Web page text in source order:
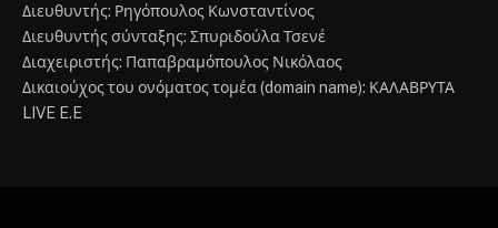
Διευθυντής: Ρηγόπουλος Κωνσταντίνος
Διευθυντής σύνταξης: Σπυριδούλα Τσενέ
Διαχειριστής: Παπαβραμόπουλος Νικόλαος
Δικαιούχος του ονόματος τομέα (domain name): ΚΑΛΑΒΡΥΤΑ
LIVE E.E